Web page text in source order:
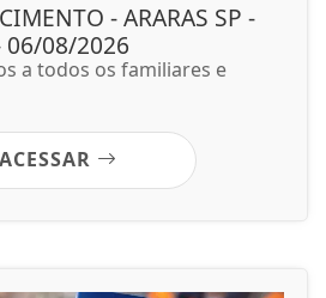
- ARARAS SP -
06/08/2026
a todos os familiares e
ACESSAR